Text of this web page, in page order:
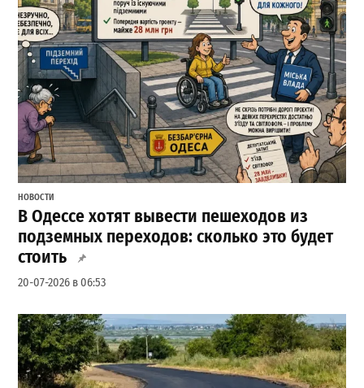
НОВОСТИ
В Одессе хотят вывести пешеходов из
подземных переходов: сколько это будет
стоить
20-07-2026 в 06:53